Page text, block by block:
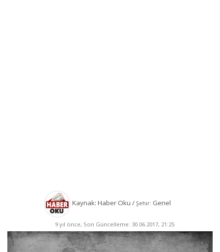
Kaynak: Haber Oku / Şehir: Genel
9 yıl önce, Son Güncelleme: 30.06.2017, 21:25